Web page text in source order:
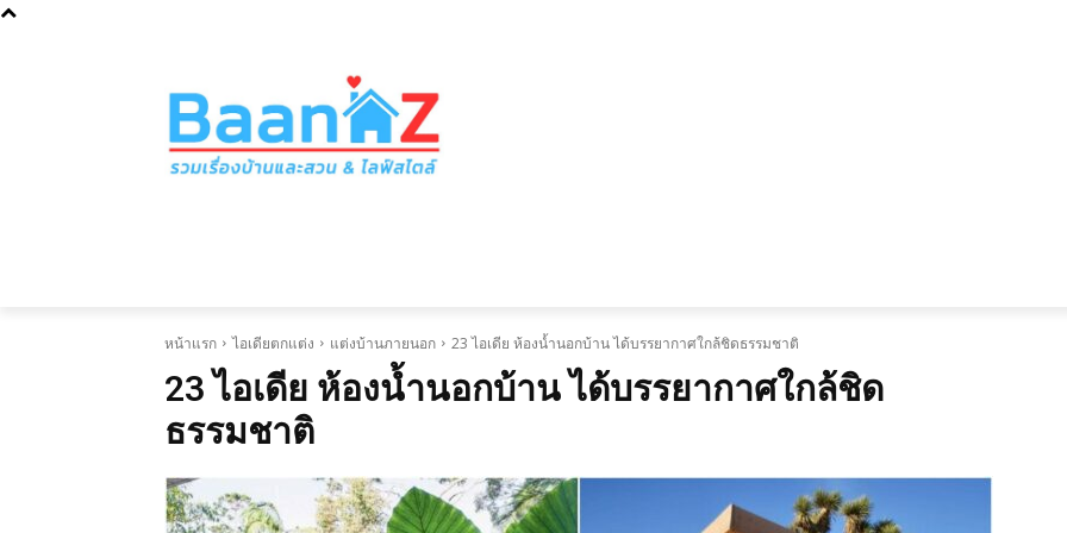
หน้าแรก ไอเดียตกแต่ง แต่งบ้านภายนอก 23 ไอเดีย ห้องน้ำนอกบ้าน ได้บรรยากาศใกล้ชิดธรรมชาติ
23 ไอเดีย ห้องน้ำนอกบ้าน ได้บรรยากาศใกล้ชิด
ธรรมชาติ